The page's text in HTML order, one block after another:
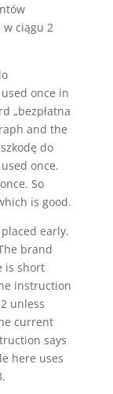
w ciągu 2
used once in
„bezpłatna
and the
do
used once.
So
is good.
early.
brand
is short
instruction
unless
current
says
here uses